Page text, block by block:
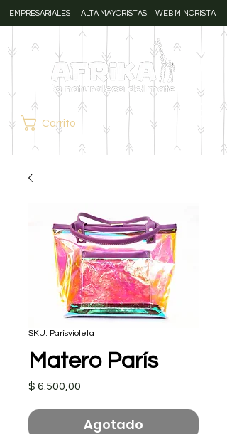
EMPRESARIALES ALTA MAYORISTAS WEB MINORISTA
Carrito
SKU: Parísvioleta
Matero París
$ 6.500,00
Agotado